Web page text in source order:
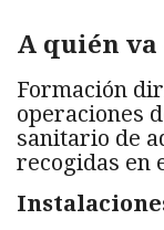
A quién
Formación
operaciones
sanitario de
recogidas en